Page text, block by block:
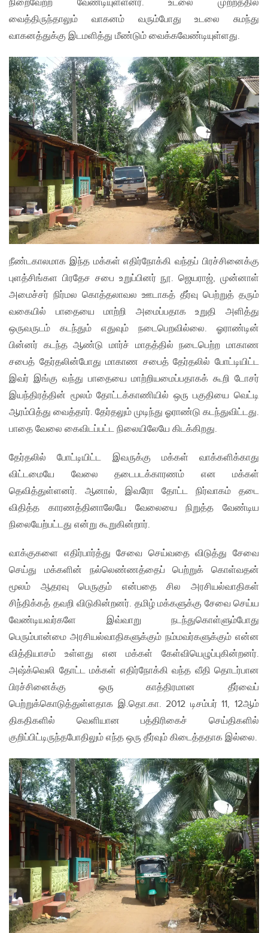
நிறைவேற்ற வேண்டியுள்ளனர். உடலை முற்றத்தில்
வைத்திருந்தாலும் வாகனம் வரும்போது உடலை சுமந்து
வாகனத்துக்கு இடமளித்து மீண்டும் வைக்கவேண்டியுள்ளது.
நீண்டகாலமாக இந்த மக்கள் எதிர்நோக்கி வந்தப் பிரச்சினைக்கு
புளத்சிங்கள பிரதேச சபை உறுப்பினர் நூ. ஜெயராஜ், முன்னாள்
அமைச்சர் நிர்மல கொத்தலாவல ஊடாகத் தீர்வு பெற்றுத் தரும்
வகையில் பாதையை மாற்றி அமைப்பதாக உறுதி அளித்து
ஒருவருடம் கடந்தும் எதுவும் நடைபெறவில்லை. ஓராண்டின்
பின்னர் கடந்த ஆண்டு மார்ச் மாதத்தில் நடைபெற்ற மாகாண
சபைத் தேர்தலின்போது மாகாண சபைத் தேர்தலில் போட்டியிட்ட
இவர் இங்கு வந்து பாதையை மாற்றியமைப்பதாகக் கூறி டோசர்
இயந்திரத்தின் மூலம் தோட்டக்காணியில் ஒரு பகுதியை வெட்டி
ஆரம்பித்து வைத்தார். தேர்தலும் முடிந்து ஓராண்டு கடந்துவிட்டது.
பாதை வேலை கைவிடப்பட்ட நிலையிலேயே கிடக்கிறது.
தேர்தலில் போட்டியிட்ட இவருக்கு மக்கள் வாக்களிக்காது
விட்டமையே வேலை தடைபடக்காரணம் என மக்கள்
தெவித்துள்ளனர். ஆனால், இவரோ தோட்ட நிர்வாகம் தடை
விதித்த காரணத்தினாலேயே வேலையை நிறுத்த வேண்டிய
நிலையேற்பட்டது என்று கூறுகின்றார்.
வாக்குகளை எதிர்பார்த்து சேவை செய்வதை விடுத்து சேவை
செய்து மக்களின் நல்லெண்ணத்தைப் பெற்றுக் கொள்வதன்
மூலம் ஆதரவு பெருகும் என்பதை சில அரசியல்வாதிகள்
சிந்திக்கத் தவறி விடுகின்றனர். தமிழ் மக்களுக்கு சேவை செய்ய
வேண்டியவர்களே இவ்வாறு நடந்துகொள்ளும்போது
பெரும்பான்மை அரசியல்வாதிகளுக்கும் நம்மவர்களுக்கும் என்ன
வித்தியாசம் உள்ளது என மக்கள் கேள்வியெழுப்புகின்றனர்.
அஷ்க்வெலி தோட்ட மக்கள் எதிர்நோக்கி வந்த வீதி தொடர்பான
பிரச்சினைக்கு ஒரு காத்திரமான தீர்வைப்
பெற்றுக்கொடுத்துள்ளதாக இ.தொ.கா. 2012 டிசம்பர் 11, 12ஆம்
திகதிகளில் வெளியான பத்திரிகைச் செய்திகளில்
குறிப்பிட்டிருந்தபோதிலும் எந்த ஒரு தீர்வும் கிடைத்ததாக இல்லை.